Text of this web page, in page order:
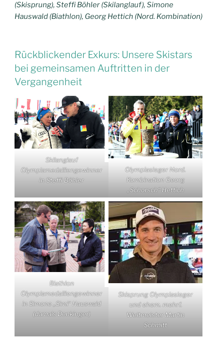
(Skisprung), Steffi Böhler (Skilanglauf), Simone
Hauswald (Biathlon), Georg Hettich (Nord. Kombination)
Rückblickender Exkurs: Unsere Skistars
bei gemeinsamen Auftritten in der
Vergangenheit
Skilanglauf
Olympiamedaillengewinner
in Steffi Böhler
Olympiasieger Nord.
Kombination Georg
„Schorsch“ Hettich
Biathlon
Olympiamedaillengewinner
in Simone „Simi“ Hauswald
(damals Denkinger)
Skisprung Olympiasieger
und ehem. mehrf.
Weltmeister Martin
Schmitt